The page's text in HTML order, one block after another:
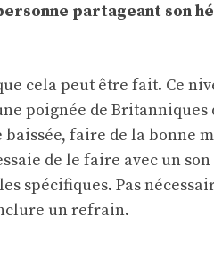
partageant son
cela peut être fait. Ce
poignée de
faire de la bonne
de le faire avec un
spécifiques. Pas
un refrain.